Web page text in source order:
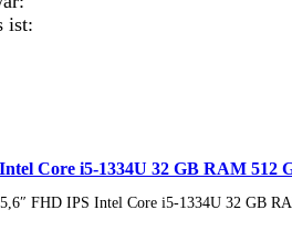
Ultrathin
ist:
Core i5-1334U 32 GB RAM 512
FHD IPS Intel Core i5-1334U 32 GB